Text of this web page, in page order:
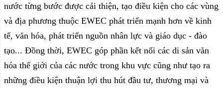
nước từng bước được cải thiện, tạo điều kiện cho các vùng
và địa phương thuộc EWEC phát triển mạnh hơn về kinh
tế, văn hóa, phát triển nguồn nhân lực và giáo dục - đào
tạo... Đồng thời, EWEC góp phần kết nối các di sản văn
hóa thế giới của các nước trong khu vực cũng như tạo ra
những điều kiện thuận lợi thu hút đầu tư, thương mại và